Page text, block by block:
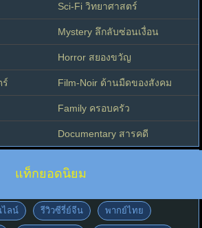
Sci-Fi วิทยาศาสตร์
Mystery ลึกลับซ่อนเงื่อน
Horror สยองขวัญ
ร์ Film-Noir ด้านมืดของสังคม
Family ครอบครัว
Documentary สารคดี
แท็กยอดนิยม
ไลน์ รีวิวซีรี่ย์จีน พากย์ไทย